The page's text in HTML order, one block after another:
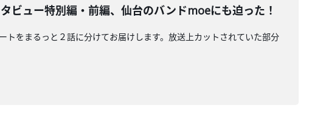
ビュー特別編・前編、仙台のバンドmoeにも迫った！
トをまるっと２話に分けてお届けします。放送上カットされていた部分